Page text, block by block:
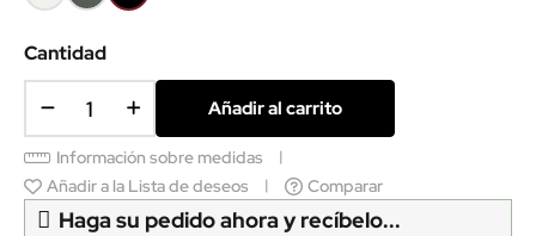
forja
Cantidad
Añadir al carrito
Información sobre medidas
Añadir a la Lista de deseos
Comparar
Haga su pedido ahora y recíbelo...